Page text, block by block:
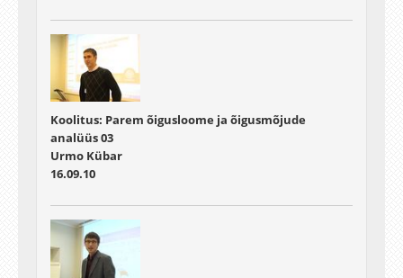
Koolitus: Parem õigusloome ja õigusmõjude
analüüs 03
Urmo Kübar
16.09.10